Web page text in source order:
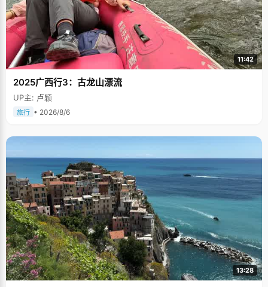
11:42
2025广西行3：古龙山漂流
UP主: 卢颖
旅行 • 2026/8/6
13:28